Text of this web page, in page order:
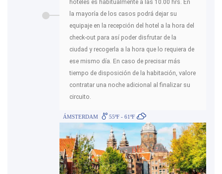
hoteles es habitualmente a las 10.00 hrs. En
la mayoría de los casos podrá dejar su
equipaje en la recepción del hotel a la hora del
check-out para así poder disfrutar de la
ciudad y recogerla a la hora que lo requiera de
ese mismo día. En caso de precisar más
tiempo de disposición de la habitación, valore
contratar una noche adicional al finalizar su
circuito.
ÁMSTERDAM 55ºF - 61ºF